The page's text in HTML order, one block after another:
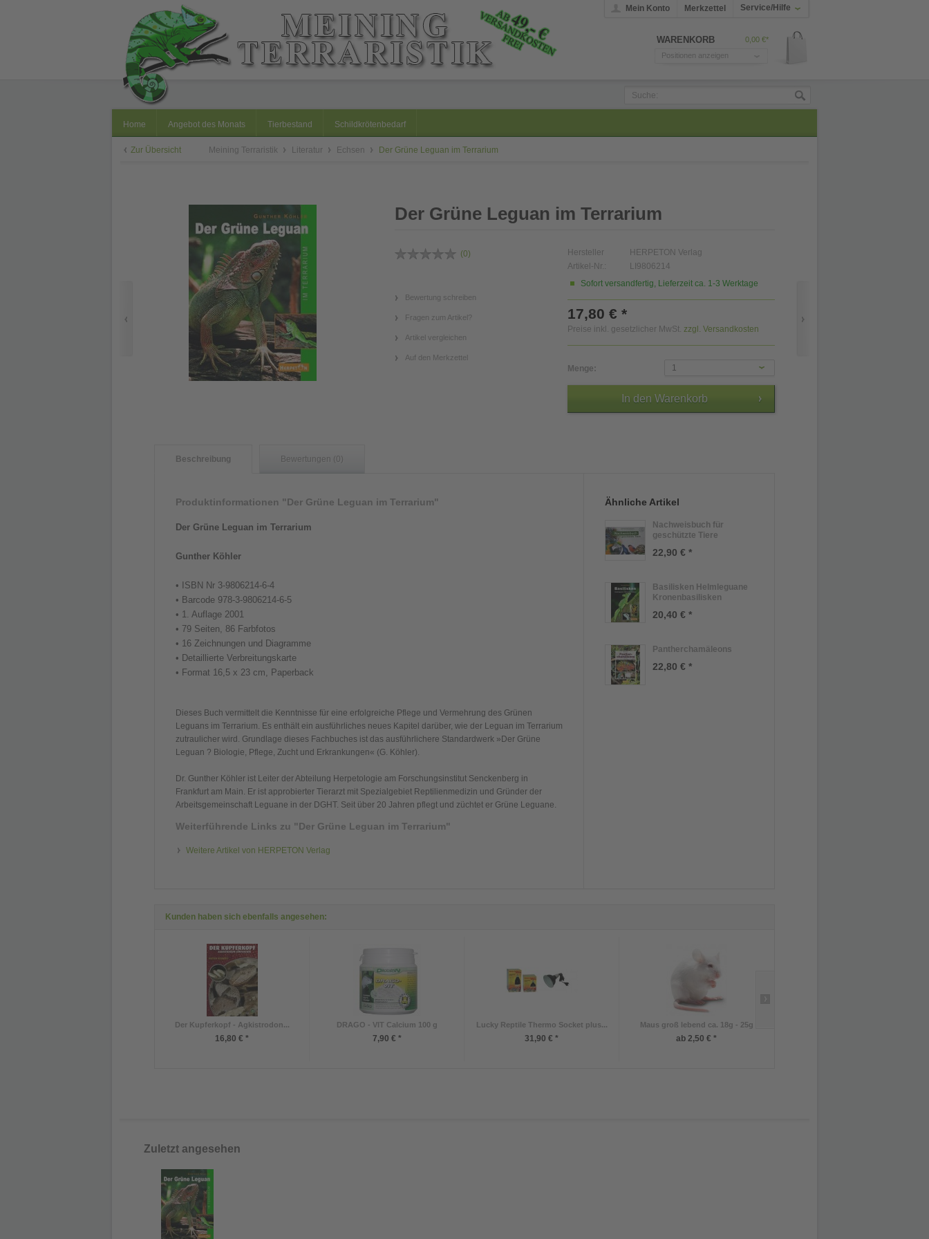
Mein Konto Merkzettel Service/Hilfe
WARENKORB
0,00 €*
Positionen anzeigen
Home Angebot des Monats Tierbestand Schildkrötenbedarf
Zur Übersicht Meining Terraristik Literatur Echsen Der Grüne Leguan im Terrarium
Der Grüne Leguan im Terrarium
(0)
Bewertung schreiben
Fragen zum Artikel?
Artikel vergleichen
Auf den Merkzettel
Hersteller
HERPETON Verlag
Artikel-Nr.:
LI9806214
Sofort versandfertig, Lieferzeit ca. 1-3 Werktage
17,80 € *
Preise inkl. gesetzlicher MwSt. zzgl. Versandkosten
Menge: 1
Beschreibung Bewertungen (0)
Produktinformationen "Der Grüne Leguan im Terrarium"
Der Grüne Leguan im Terrarium
Gunther Köhler
• ISBN Nr 3-9806214-6-4
• Barcode 978-3-9806214-6-5
• 1. Auflage 2001
• 79 Seiten, 86 Farbfotos
• 16 Zeichnungen und Diagramme
• Detaillierte Verbreitungskarte
• Format 16,5 x 23 cm, Paperback
Dieses Buch vermittelt die Kenntnisse für eine erfolgreiche Pflege und Vermehrung des Grünen
Leguans im Terrarium. Es enthält ein ausführliches neues Kapitel darüber, wie der Leguan im Terrarium
zutraulicher wird. Grundlage dieses Fachbuches ist das ausführlichere Standardwerk »Der Grüne
Leguan ? Biologie, Pflege, Zucht und Erkrankungen« (G. Köhler).
Dr. Gunther Köhler ist Leiter der Abteilung Herpetologie am Forschungsinstitut Senckenberg in
Frankfurt am Main. Er ist approbierter Tierarzt mit Spezialgebiet Reptilienmedizin und Gründer der
Arbeitsgemeinschaft Leguane in der DGHT. Seit über 20 Jahren pflegt und züchtet er Grüne Leguane.
Weiterführende Links zu "Der Grüne Leguan im Terrarium"
Weitere Artikel von HERPETON Verlag
Ähnliche Artikel
Nachweisbuch für
geschützte Tiere
22,90 € *
Basilisken Helmleguane
Kronenbasilisken
20,40 € *
Pantherchamäleons
22,80 € *
Kunden haben sich ebenfalls angesehen:
Der Kupferkopf - Agkistrodon...
16,80 € *
DRAGO - VIT Calcium 100 g
7,90 € *
Lucky Reptile Thermo Socket plus...
31,90 € *
Maus groß lebend ca. 18g - 25g
ab 2,50 € *
Zuletzt angesehen